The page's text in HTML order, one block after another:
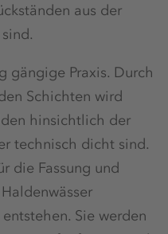
aus der
gängige Praxis. Durch
Schichten wird
hinsichtlich der
technisch dicht sind.
die Fassung und
Sie werden